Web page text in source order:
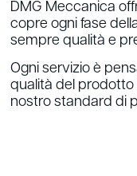
DMG Meccanica
copre ogni fase
sempre qualità e
Ogni servizio è
qualità del
nostro standard di